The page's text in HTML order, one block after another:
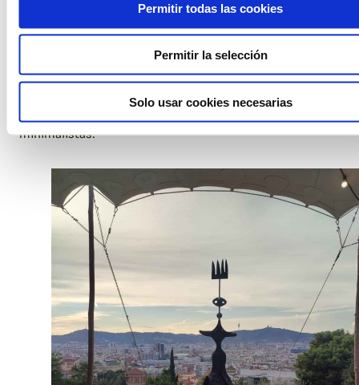
Permitir todas las cookies
Permitir la selección
Solo usar cookies necesarias
Silla Neuofrece un diseño simple pero
moderno, perfecto para adaptarse a cualquier tipo de
evento gracias a su versatilidad. Usos Ideales:
aire libre y eventosque requieren mobiliario funcional
pero con estilo. Pero no olvidemos que por su
adaptabilidad puede servir para bodas o eventos
minimalistas.